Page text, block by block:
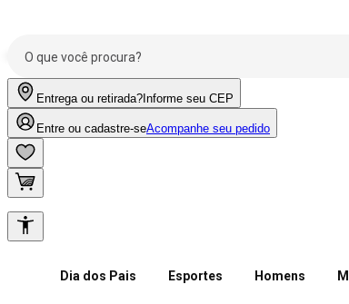
Entrega ou retirada? Informe seu CEP
Entre ou cadastre-seAcompanhe seu pedido
Dia dos Pais Esportes Homens